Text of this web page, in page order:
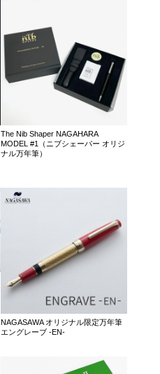
The Nib Shaper NAGAHARA
MODEL #1（ニブシェーパー オリジ
ナル万年筆）
NAGASAWA オリジナル限定万年筆
エングレーブ -EN-